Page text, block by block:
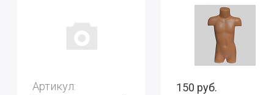
Артикул:
150 руб.